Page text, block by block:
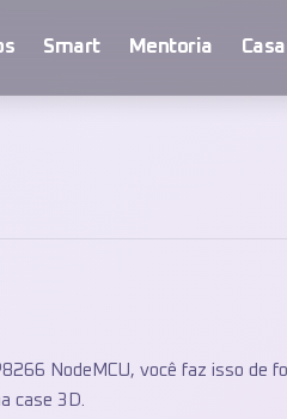
Smart Mentoria
NodeMCU, você faz isso de
case 3D.